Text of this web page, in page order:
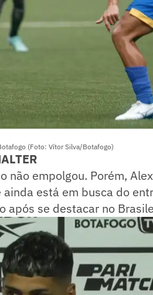
(Foto: Vítor Silva/Botafogo)
não empolgou. Porém,
está em busca do
após se destacar no